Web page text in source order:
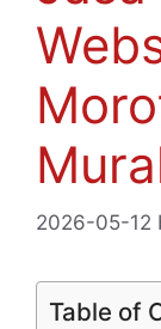
2026-05-12
Table of